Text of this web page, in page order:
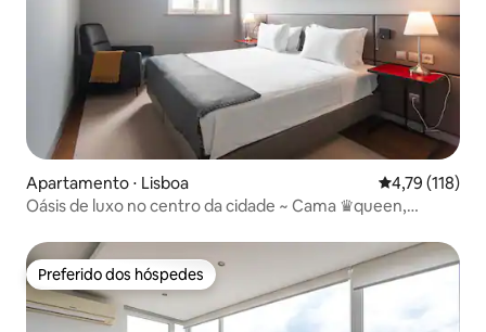
Apartamento ⋅ Lisboa 4,79 de uma
4,79 (118)
Oásis de luxo no centro da cidade ~ Cama ♛queen,
Preferido dos hóspedes
Preferido dos hóspedes